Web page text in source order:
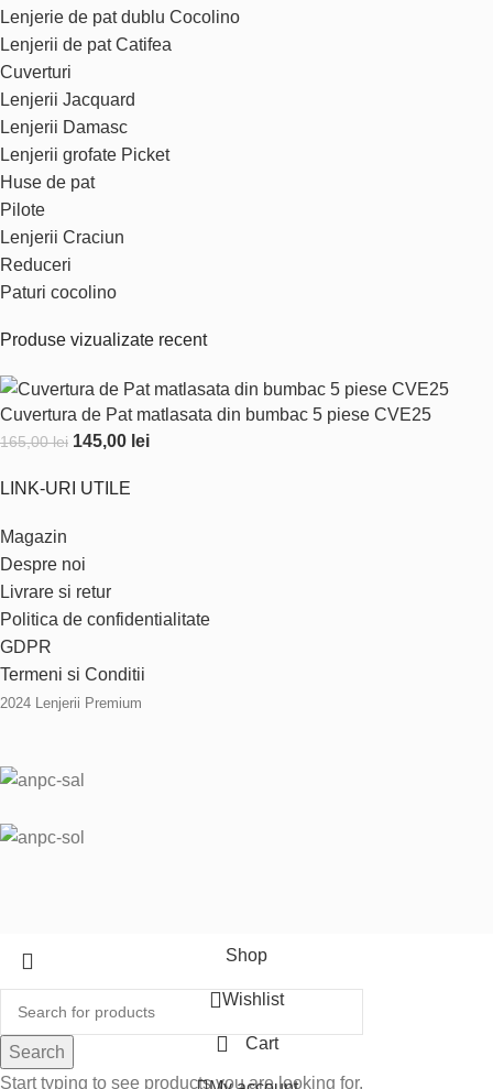
Lenjerie de pat dublu Cocolino
Lenjerii de pat Catifea
Cuverturi
Lenjerii Jacquard
Lenjerii Damasc
Lenjerii grofate Picket
Huse de pat
Pilote
Lenjerii Craciun
Reduceri
Paturi cocolino
Produse vizualizate recent
Cuvertura de Pat matlasata din bumbac 5 piese CVE25
165,00lei 145,00 lei
LINK-URI UTILE
Magazin
Despre noi
Livrare si retur
Politica de confidentialitate
GDPR
Termeni si Conditii
2024 Lenjerii Premium
Search
Start typing to see products you are looking for.
Shop
Wishlist
Cart